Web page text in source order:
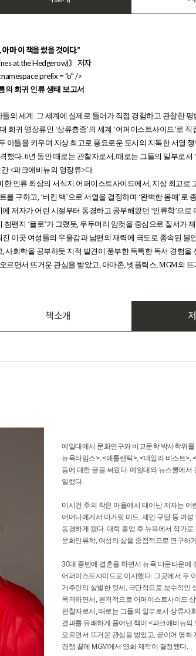
마 이 책을 썼을 것이다.”
at the Hedgerow)》 저자
prefix = "o" />
의 희귀 인류 생태 보고서
의 세계. 그 세계에 실제로 들어가 직접 경험하고 관찰한
희귀 영장류인 ‘상류층종’의 세계 ‘어퍼이스트사이드’로
아들을 키우며 지상 최고로 풍요로운 도시의 지독한 서열
다. 6년 동안 때로는 관찰자로서, 때로는 그들의 일부로
<파크애비뉴의 영장류>다.
인류 최상의 서식지 어퍼이스트사이드에서, 지상 최고
를 구하고, ‘버킨 백’으로 서열을 결정하며 ‘완벽한 몸매’
저자가 어린 시절부터 동경하고 공부해왔던 ‘인류학’으
팬지 ‘플로’가 그랬듯, 우두머리 암컷을 중심으로 질서가
이곳 여성들의 우울감과 남편의 재력에 극도로 종속된 불
사회학을 공부하듯 지적 발견이 풍부한 독특한 독서 경험을
르면서 뜨거운 관심을 받았고, 아마존, 넷플릭스, MGM의
책소개
예일대에서 문화연구와 비교문학 박사학위
뉴욕타임스>, <애틀랜틱>, <데일리 비스트>,
등에 대한 글을 써왔다. 예일대와 뉴스쿨에
일했다.
미시건 주의 작은 마을에서 태어난 저자는
어머니에게서 마거릿 미드, 제인 구달 등 여
동경하게 됐다. 대학 졸업 후 뉴욕에서 작가
문화인류학, 여성의 삶을 중점적으로 연구하
30대 중반에 결혼을 하면서 뉴욕 다운타운에
어퍼이스트사이드로 이사했다. 그곳에서 두
거주민의 살벌한 텃세, 극단적으로 보수적인
목격하면서, 본격적으로 어퍼이스트사이드
관찰자로서, 때로는 그들의 일부로서 상류사
결과를 유쾌하게 풀어낸 책이 <파크애비뉴의
오르면서 뜨거운 관심을 받았고, 곧이어 영
경쟁 끝에 MGM에서 영화 제작이 결정됐다.